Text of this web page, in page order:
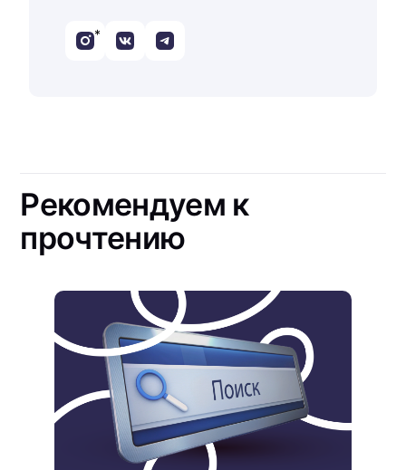
*
Рекомендуем к
прочтению